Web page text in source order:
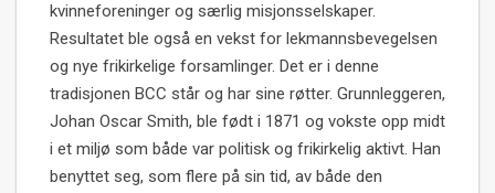
kvinneforeninger og særlig misjonsselskaper.
Resultatet ble også en vekst for lekmannsbevegelsen
og nye frikirkelige forsamlinger. Det er i denne
tradisjonen BCC står og har sine røtter. Grunnleggeren,
Johan Oscar Smith, ble født i 1871 og vokste opp midt
i et miljø som både var politisk og frikirkelig aktivt. Han
benyttet seg, som flere på sin tid, av både den